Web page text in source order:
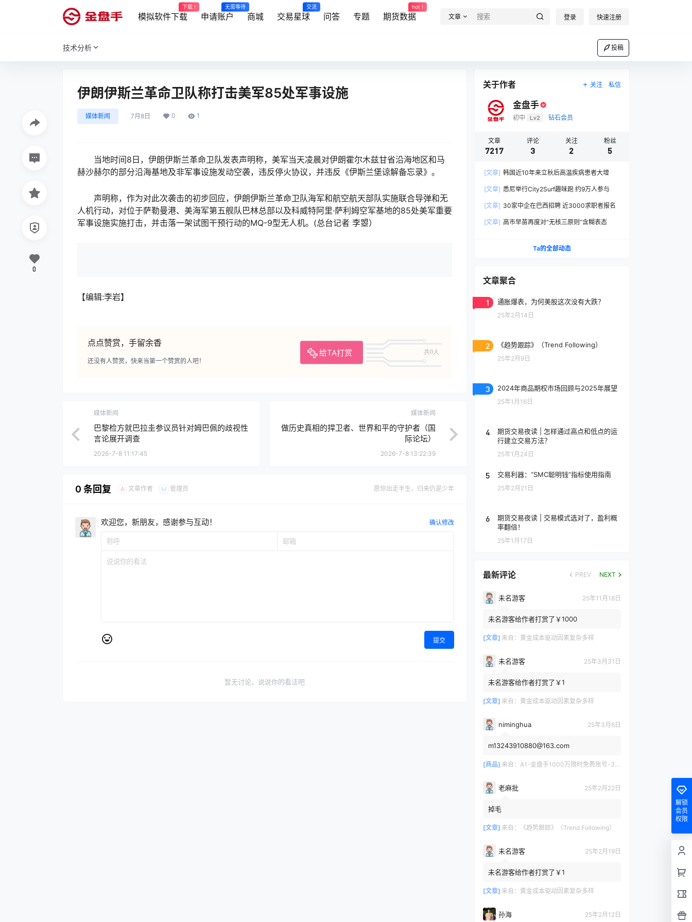
模拟软件下载
下载 !
申请账户
无需等待
商城 交易星球
交流
问答 专题 期货数据
hot !
文章 登录 快速注册
技术分析 投稿
伊朗伊斯兰革命卫队称打击美军85处军事设施
媒体新闻 7月8日 0 1
当地时间8日，伊朗伊斯兰革命卫队发表声明称，美军当天凌晨对伊朗霍尔木兹甘省沿海地区和马
赫沙赫尔的部分沿海基地及非军事设施发动空袭，违反停火协议，并违反《伊斯兰堡谅解备忘录》。
声明称，作为对此次袭击的初步回应，伊朗伊斯兰革命卫队海军和航空航天部队实施联合导弹和无
人机行动，对位于萨勒曼港、美海军第五舰队巴林总部以及科威特阿里·萨利姆空军基地的85处美军重要
军事设施实施打击，并击落一架试图干预行动的MQ-9型无人机。(总台记者 李曌）
【编辑:李岩】
点点赞赏，手留余香
给TA打赏 共0人
还没有人赞赏，快来当第一个赞赏的人吧！
0
媒体新闻
巴黎检方就巴拉圭参议员针对姆巴佩的歧视性
言论展开调查
2026-7-8 11:17:45
媒体新闻
做历史真相的捍卫者、世界和平的守护者（国
际论坛）
2026-7-8 13:22:39
0 条回复 A 文章作者 M 管理员 愿你出走半生，归来仍是少年
欢迎您，新朋友，感谢参与互动！ 确认修改
提交
暂无讨论，说说你的看法吧
关于作者 关注 私信
金盘手
初中 Lv2 钻石会员
文章
7217
评论
3
关注
2
粉丝
5
[文章] 韩国近10年来立秋后高温疾病患者大增
[文章] 悉尼举行City2Surf趣味跑 约9万人参与
[文章] 30家中企在巴西招聘 近3000求职者报名
[文章] 高市早苗再度对“无核三原则”含糊表态
Ta的全部动态
文章聚合
1 通胀爆表，为何美股这次没有大跌？
25年2月14日
2 《趋势跟踪》（Trend Following）
25年2月9日
3 2024年商品期权市场回顾与2025年展望
25年1月16日
4
期货交易夜读 | 怎样通过高点和低点的运
行建立交易方法？
25年1月24日
5 交易利器：“SMC聪明钱”指标使用指南
25年2月21日
6
期货交易夜读 | 交易模式选对了，盈利概
率翻倍！
25年1月17日
最新评论 PREV NEXT
未名游客 25年11月18日
未名游客给作者打赏了￥1000
[文章] 来自： 黄金成本驱动因素复杂多样
未名游客 25年3月31日
未名游客给作者打赏了￥1
[文章] 来自： 黄金成本驱动因素复杂多样
niminghua 25年3月6日
m13243910880@163.com
[商品] 来自： A1-金盘手1000万限时免费账号-30天/次/用户
老麻批 25年2月22日
掉毛
[文章] 来自： 《趋势跟踪》（Trend Following）
未名游客 25年2月19日
未名游客给作者打赏了￥1
[文章] 来自： 黄金成本驱动因素复杂多样
孙海 25年2月12日
解锁
会员
权限